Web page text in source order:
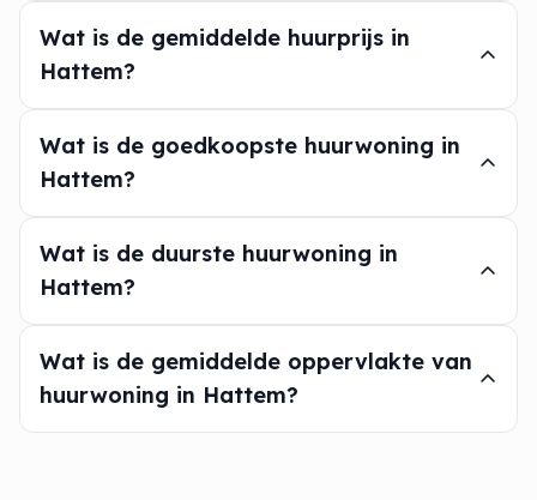
Wat is de gemiddelde huurprijs in
Hattem?
Wat is de goedkoopste huurwoning in
Hattem?
Wat is de duurste huurwoning in
Hattem?
Wat is de gemiddelde oppervlakte van
huurwoning in Hattem?